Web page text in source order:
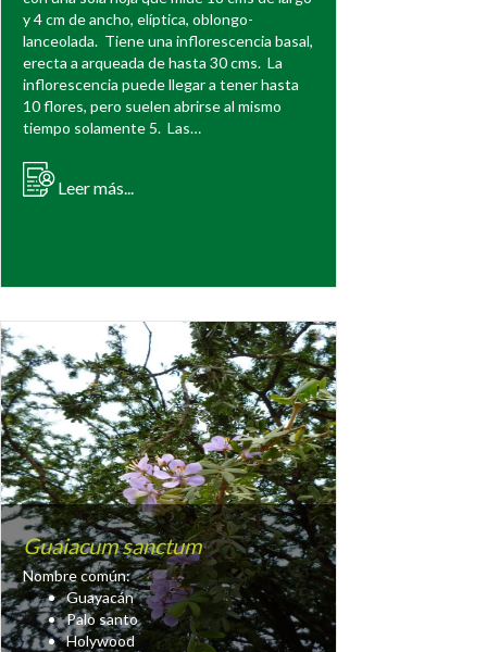
y 4 cm de ancho, elíptica, oblongo-
lanceolada. Tiene una inflorescencia basal,
erecta a arqueada de hasta 30 cms. La
inflorescencia puede llegar a tener hasta
10 flores, pero suelen abrirse al mismo
tiempo solamente 5. Las…
Leer más...
Guaiacum sanctum
Nombre común:
Guayacán
Palo santo
Holywood